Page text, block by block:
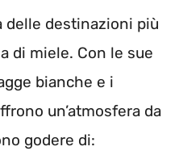
delle destinazioni più
di miele. Con le sue
bianche e i
un’atmosfera da
godere di: